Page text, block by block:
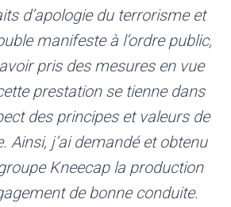
d’apologie du terrorisme et
manifeste à l’ordre public,
pris des mesures en vue
prestation se tienne dans
des principes et valeurs de
Ainsi, j’ai demandé et obtenu
Kneecap la production
de bonne conduite.